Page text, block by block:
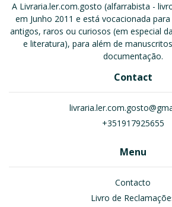
A Livraria.ler.com.gosto (alfarrabista -
em Junho 2011 e está vocacionada
antigos, raros ou curiosos (em especial
e literatura), para além de
documentação.
Contact
+351917925655
Menu
Contacto
Livro de